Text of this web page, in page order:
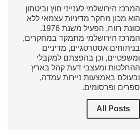
המרכז הירושלמי לענייני חוץ וביטחון
הוא מכון מחקר מדיניות עצמאי ללא
כוונת רווח, הפעיל משנת 1976.
המרכז הירושלמי מתמקד במחקרים,
בניתוחים אסטרטגיים, מדיניים
ומשפטיים, וכן בהפצתם למקבלי
ההחלטות ומעצבי דעת קהל בארץ
ובעולם באמצעות ניירות עמדה,
ספרים ופרסומים.
All Posts